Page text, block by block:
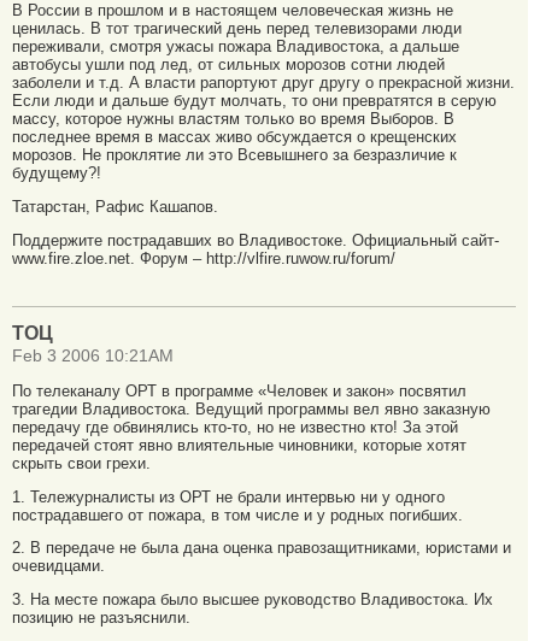
В России в прошлом и в настоящем человеческая жизнь не
ценилась. В тот трагический день перед телевизорами люди
переживали, смотря ужасы пожара Владивостока, а дальше
автобусы ушли под лед, от сильных морозов сотни людей
заболели и т.д. А власти рапортуют друг другу о прекрасной жизни.
Если люди и дальше будут молчать, то они превратятся в серую
массу, которое нужны властям только во время Выборов. В
последнее время в массах живо обсуждается о крещенских
морозов. Не проклятие ли это Всевышнего за безразличие к
будущему?!
Татарстан, Рафис Кашапов.
Поддержите пострадавших во Владивостоке. Официальный сайт-
www.fire.zloe.net. Форум – http://vlfire.ruwow.ru/forum/
ТОЦ
Feb 3 2006 10:21AM
По телеканалу ОРТ в программе «Человек и закон» посвятил
трагедии Владивостока. Ведущий программы вел явно заказную
передачу где обвинялись кто-то, но не известно кто! За этой
передачей стоят явно влиятельные чиновники, которые хотят
скрыть свои грехи.
1. Тележурналисты из ОРТ не брали интервью ни у одного
пострадавшего от пожара, в том числе и у родных погибших.
2. В передаче не была дана оценка правозащитниками, юристами и
очевидцами.
3. На месте пожара было высшее руководство Владивостока. Их
позицию не разъяснили.